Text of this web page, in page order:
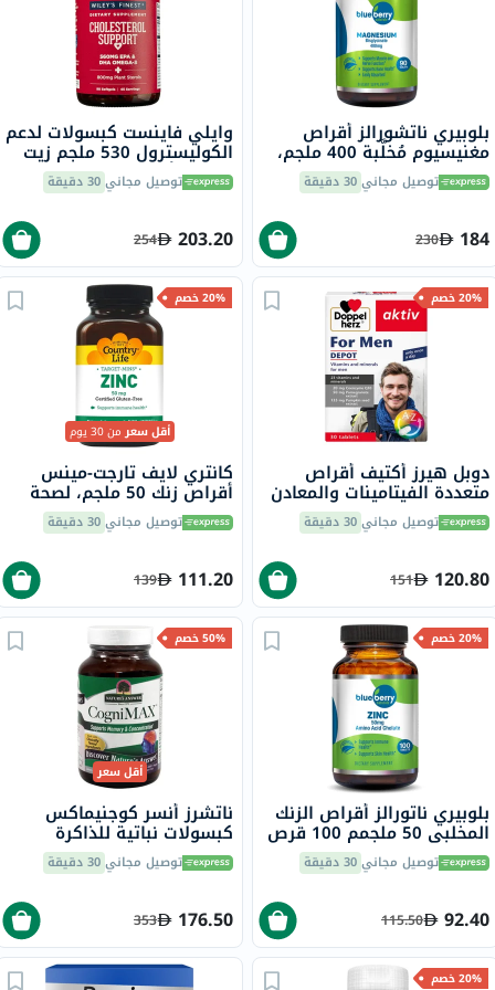
بلوبيري ناتشورالز أقراص
مغنيسيوم مُخلَّبة 400 ملجم،
90 قطعة B0258 توصيل مجاني30 دقيقة
184
230
وايلي فاينست كبسولات لدعم
الكوليسترول 530 ملجم زيت
السمك أوميغا 3 حزمة من 90
توصيل مجاني30 دقيقة
203.20
254
20% خصم
دوبل هيرز أكتيف أقراص
متعددة الفيتامينات والمعادن
للرجال حزمة من 30
توصيل مجاني30 دقيقة
120.80
151
20% خصم
أقل سعرمن 30 يوم
كانتري لايف تارجت-مينس
أقراص زنك 50 ملجم، لصحة
المناعة، حزمة من 90
توصيل مجاني30 دقيقة
111.20
139
20% خصم
بلوبيري ناتورالز أقراص الزنك
المخلبي 50 ملجمم 100 قرص
B0272توصيل مجاني30 دقيقة
92.40
115.50
50% خصم
أقل سعر
ناتشرز أنسر كوجنيماكس
كبسولات نباتية للذاكرة
والتركيز حزمة من 60
توصيل مجاني30 دقيقة
176.50
353
20% خصم